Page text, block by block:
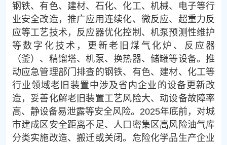
钢铁、有色、建材、石化、化工、机械、电子等行
业安全改造，推广应用连续化、微反应、超重力反
应等工艺技术，反应器优化控制、机泵预测性维护
等数字化技术，更新老旧煤气化炉、反应器
（釜）、精馏塔、机泵、换热器、储罐等设备。推
动应急管理部门排查的钢铁、有色、建材、化工等
行业领域老旧装置中涉及省内企业的设备更新改
造，妥善化解老旧装置工艺风险大、动设备故障率
高、静设备易泄露等安全风险。2025年底前，对城
市建成区安全距离不足、人口密集区高风险油气库
分类实施改造、搬迁或关闭。危险化学品生产企业